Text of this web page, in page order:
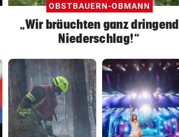
OBSTBAUERN-OBMANN
„Wir bräuchten ganz dringend
Niederschlag!“